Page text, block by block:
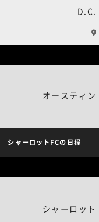
D.C.
オースティン
シャーロットFCの日程
シャーロット